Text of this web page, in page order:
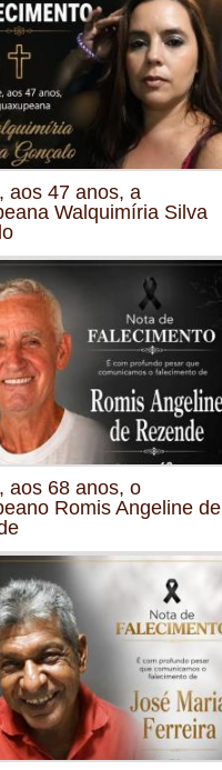
aos 47 anos, a
Walquimíria Silva
aos 68 anos, o
Romis Angeline de